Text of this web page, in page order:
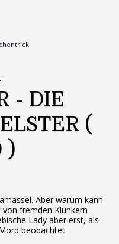
- DIE
(
)
Aber warum kann
fremden Klunkern
Lady aber erst, als
beobachtet.